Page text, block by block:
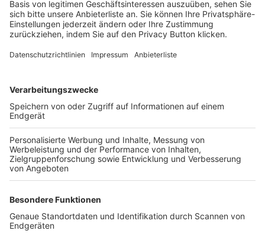
Login SpielPlus
FOLGE DEM BFV
TOP-VEREINE
TOP-PARTNER